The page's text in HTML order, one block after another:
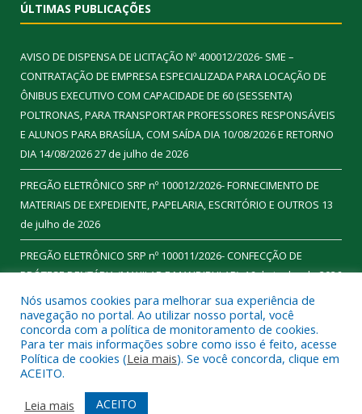
ÚLTIMAS PUBLICAÇÕES
AVISO DE DISPENSA DE LICITAÇÃO Nº 400012/2026- SME –
CONTRATAÇÃO DE EMPRESA ESPECIALIZADA PARA LOCAÇÃO DE
ÔNIBUS EXECUTIVO COM CAPACIDADE DE 60 (SESSENTA)
POLTRONAS, PARA TRANSPORTAR PROFESSORES RESPONSÁVEIS
E ALUNOS PARA BRASÍLIA, COM SAÍDA DIA 10/08/2026 E RETORNO
DIA 14/08/202627 de julho de 2026
PREGÃO ELETRÔNICO SRP nº 100012/2026- FORNECIMENTO DE
MATERIAIS DE EXPEDIENTE, PAPELARIA, ESCRITÓRIO E OUTROS 13
de julho de 2026
PREGÃO ELETRÔNICO SRP nº 100011/2026- CONFECÇÃO DE
PRÓTESE DENTÁRIA (MAXILAR E MANDIBULAR).16 de junho de 2026
Todos os direitos reservados a Prefeitura Municipal de
Ourilândia do Norte.
Mapa do Site
Acessar Área Administrativa
Nós usamos cookies para melhorar sua experiência de
navegação no portal. Ao utilizar nosso portal, você
concorda com a política de monitoramento de cookies.
Para ter mais informações sobre como isso é feito, acesse
Política de cookies (Leia mais). Se você concorda, clique em
ACEITO.
Leia mais
ACEITO